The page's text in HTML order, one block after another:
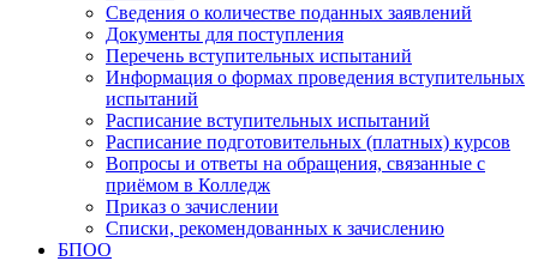
Сведения о количестве поданных заявлений
Документы для поступления
Перечень вступительных испытаний
Информация о формах проведения вступительных
испытаний
Расписание вступительных испытаний
Расписание подготовительных (платных) курсов
Вопросы и ответы на обращения, связанные с
приёмом в Колледж
Приказ о зачислении
Списки, рекомендованных к зачислению
БПОО